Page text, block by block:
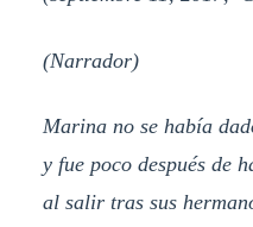
(Narrador)
Marina no se había
y fue poco después de
al salir tras sus